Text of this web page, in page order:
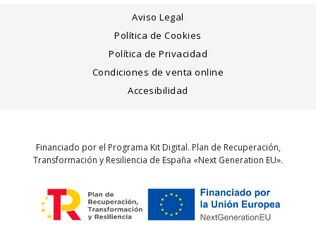
Aviso Legal
Política de Cookies
Política de Privacidad
Condiciones de venta online
Accesibilidad
Financiado por el Programa Kit Digital. Plan de Recuperación,
Transformación y Resiliencia de España «Next Generation EU».